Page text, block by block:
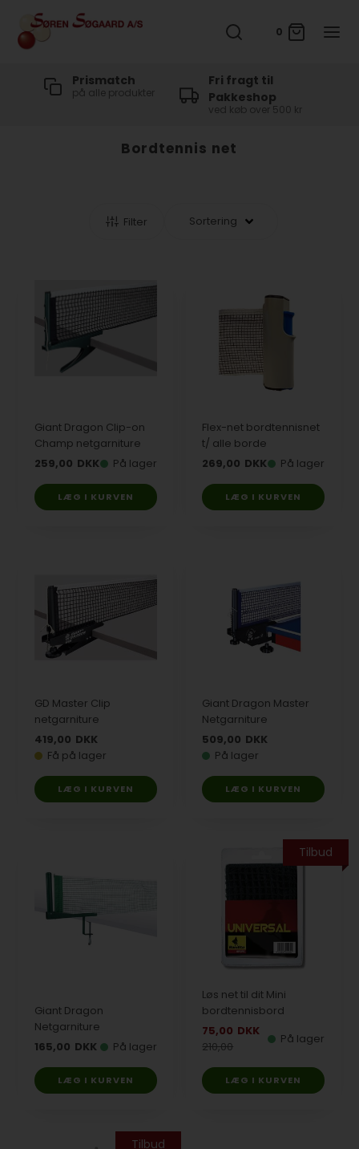
0
Prismatch
på alle produkter
Fri fragt til
Pakkeshop
ved køb over 500 kr
Bordtennis net
Filter
Giant Dragon Clip-on
Champ netgarniture
259,00 DKK På lager
Flex-net bordtennisnet
t/ alle borde
269,00 DKK På lager
GD Master Clip
netgarniture
419,00 DKK
Få på lager
Giant Dragon Master
Netgarniture
509,00 DKK
På lager
Giant Dragon
Netgarniture
165,00 DKK På lager
Tilbud
Løs net til dit Mini
bordtennisbord
75,00 DKK
210,00
På lager
Tilbud